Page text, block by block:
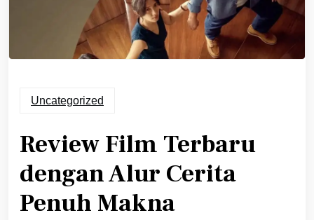
Uncategorized
Review Film Terbaru
dengan Alur Cerita
Penuh Makna